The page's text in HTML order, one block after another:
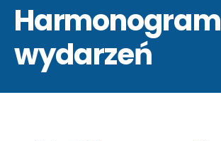
Harmonogram
wydarzeń